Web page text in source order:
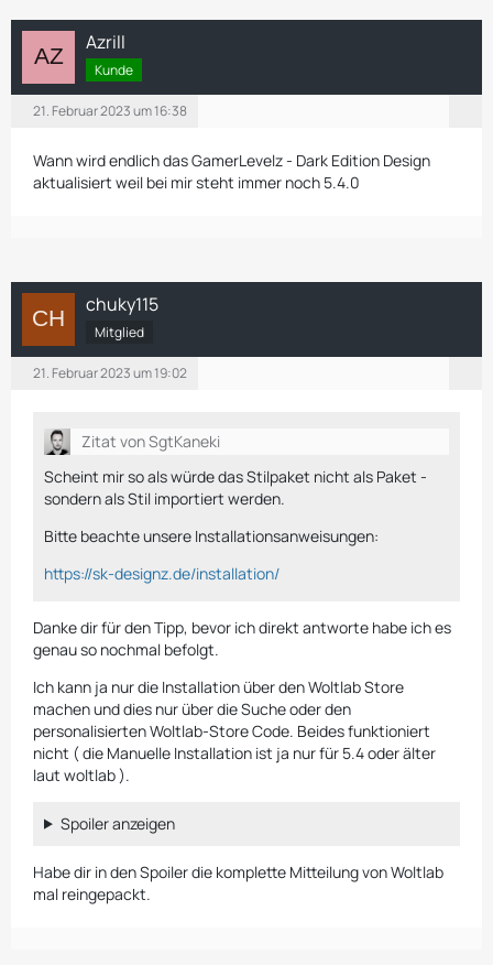
Azrill
Kunde
21. Februar 2023 um 16:38
Wann wird endlich das GamerLevelz - Dark Edition Design
aktualisiert weil bei mir steht immer noch 5.4.0
chuky115
Mitglied
21. Februar 2023 um 19:02
Zitat von SgtKaneki
Scheint mir so als würde das Stilpaket nicht als Paket -
sondern als Stil importiert werden.
Bitte beachte unsere Installationsanweisungen:
https://sk-designz.de/installation/
Danke dir für den Tipp, bevor ich direkt antworte habe ich es
genau so nochmal befolgt.
Ich kann ja nur die Installation über den Woltlab Store
machen und dies nur über die Suche oder den
personalisierten Woltlab-Store Code. Beides funktioniert
nicht ( die Manuelle Installation ist ja nur für 5.4 oder älter
laut woltlab ).
Spoiler anzeigen
Habe dir in den Spoiler die komplette Mitteilung von Woltlab
mal reingepackt.